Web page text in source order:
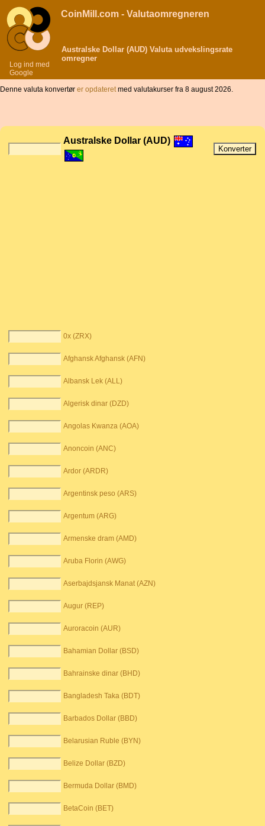
Log ind med
Google
CoinMill.com - Valutaomregneren
Australske Dollar (AUD) Valuta udvekslingsrate
omregner
Denne valuta konvertør er opdateretmed valutakurser fra 8 august 2026.
Australske Dollar (AUD)
0x (ZRX)
Afghansk Afghansk (AFN)
Albansk Lek (ALL)
Algerisk dinar (DZD)
Angolas Kwanza (AOA)
Anoncoin (ANC)
Ardor (ARDR)
Argentinsk peso (ARS)
Argentum (ARG)
Armenske dram (AMD)
Aruba Florin (AWG)
Aserbajdsjansk Manat (AZN)
Augur (REP)
Auroracoin (AUR)
Bahamian Dollar (BSD)
Bahrainske dinar (BHD)
Bangladesh Taka (BDT)
Barbados Dollar (BBD)
Belarusian Ruble (BYN)
Belize Dollar (BZD)
Bermuda Dollar (BMD)
BetaCoin (BET)